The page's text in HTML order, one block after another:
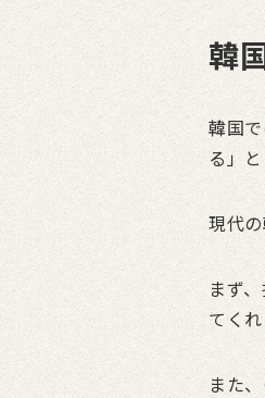
韓
韓国
る」
現代
まず
てく
また